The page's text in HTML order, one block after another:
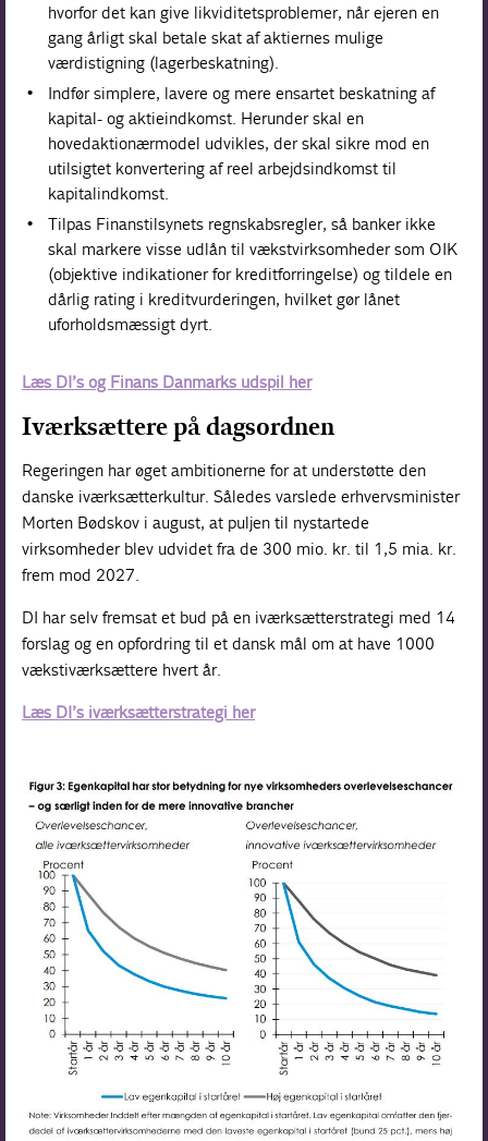
hvorfor det kan give likviditetsproblemer, når ejeren en
gang årligt skal betale skat af aktiernes mulige
værdistigning (lagerbeskatning).
Indfør simplere, lavere og mere ensartet beskatning af
kapital- og aktieindkomst. Herunder skal en
hovedaktionærmodel udvikles, der skal sikre mod en
utilsigtet konvertering af reel arbejdsindkomst til
kapitalindkomst.
Tilpas Finanstilsynets regnskabsregler, så banker ikke
skal markere visse udlån til vækstvirksomheder som OIK
(objektive indikationer for kreditforringelse) og tildele en
dårlig rating i kreditvurderingen, hvilket gør lånet
uforholdsmæssigt dyrt.
Læs DI’s og Finans Danmarks udspil her
Iværksættere på dagsordnen
Regeringen har øget ambitionerne for at understøtte den
danske iværksætterkultur. Således varslede erhvervsminister
Morten Bødskov i august, at puljen til nystartede
virksomheder blev udvidet fra de 300 mio. kr. til 1,5 mia. kr.
frem mod 2027.
DI har selv fremsat et bud på en iværksætterstrategi med 14
forslag og en opfordring til et dansk mål om at have 1000
vækstiværksættere hvert år.
Læs DI’s iværksætterstrategi her